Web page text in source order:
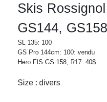
Skis
GS144, GS158
SL 135: 100
GS Pro 144cm: 100: vendu
Hero FIS GS 158, R17: 40$
Size : divers